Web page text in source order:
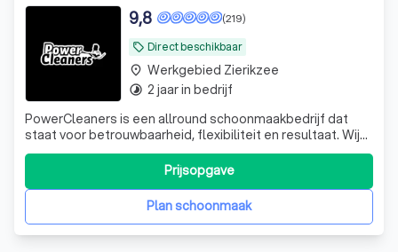
local_offer Direct beschikbaar
(219)
9,8
PowerCleaners is een allround schoonmaakbedrijf dat
staat voor betrouwbaarheid, flexibiliteit en resultaat. Wij
helpen bedrijven en particulieren met alles van
schoonmaak tot specialistische klussen.
Plan schoonmaak
Prijsopgave
place Werkgebied Zierikzee
timelapse 2 jaar in bedrijf